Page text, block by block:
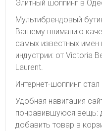
Элитный шоппинг в
Мультибрендовый
Вашему вниманию
самых известных
индустрии: от Victoria
Laurent.
Интернет-шоппинг
Удобная навигация
понравившуюся вещь:
добавить товар в